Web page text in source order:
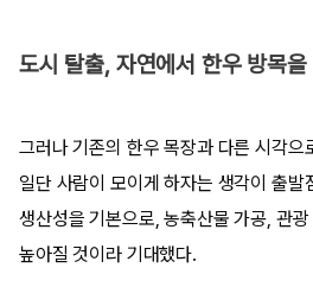
도시 탈출, 자연에서 한우 방목
그러나 기존의 한우 목장과 다른 시각으
일단 사람이 모이게 하자는 생각이 출발
생산성을 기본으로, 농축산물 가공, 관
높아질 것이라 기대했다.